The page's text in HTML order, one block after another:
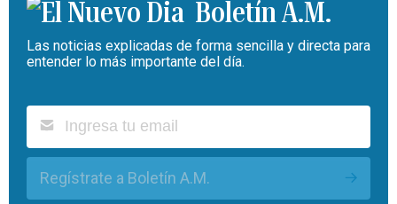
Boletín A.M.
Las noticias explicadas de forma sencilla y directa para
entender lo más importante del día.
Regístrate a Boletín A.M.